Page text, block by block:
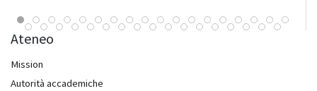
Ateneo
Mission
Autorità accademiche